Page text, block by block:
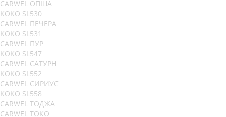
CARWEL ОПША
KOKO SL530
CARWEL ПЕЧЕРА
KOKO SL531
CARWEL ПУР
KOKO SL547
CARWEL САТУРН
KOKO SL552
CARWEL СИРИУС
KOKO SL558
CARWEL ТОДЖА
CARWEL ТОКО